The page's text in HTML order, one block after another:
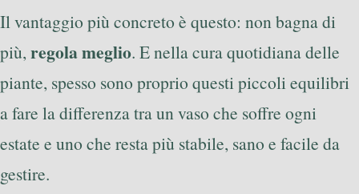
Il vantaggio più concreto è questo: non bagna di
più, regola meglio. E nella cura quotidiana delle
piante, spesso sono proprio questi piccoli equilibri
a fare la differenza tra un vaso che soffre ogni
estate e uno che resta più stabile, sano e facile da
gestire.